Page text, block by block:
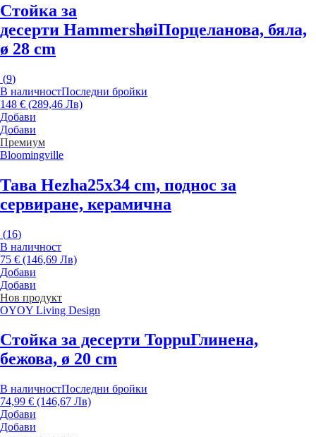
Стойка за
десерти HammershøiПорцеланова, бяла,
ø 28 cm
(9)
В наличностПоследни бройки
148 € (289,46 Лв)
Добави
Добави
Премиум
Bloomingville
Тава Hezha25x34 cm, поднос за
сервиране, керамична
(16)
В наличност
75 € (146,69 Лв)
Добави
Добави
Нов продукт
OYOY Living Design
Стойка за десерти ToppuГлинена,
бежова, ø 20 cm
В наличностПоследни бройки
74,99 € (146,67 Лв)
Добави
Добави